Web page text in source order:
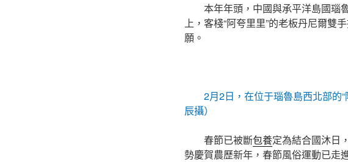
本年年頭，中國與承平洋島國瑙
上，客棧“阿夸里里”的老板丹尼爾雙
願。
2月2日，在位于瑙魯島西北部的
辰攝）
春節已被斷包養定為結合國沐日
勢慶賀農歷新年，春節風俗運動已走